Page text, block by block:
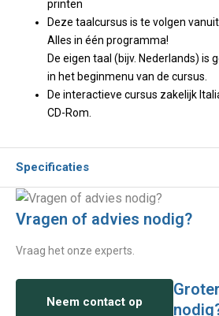
printen
Deze taalcursus is te volgen
Alles in één programma!
De eigen taal (bijv. Nederlands) is
in het beginmenu van de cursus.
De interactieve cursus zakelijk
CD-Rom.
Specificaties
Vragen of advies nodig?
Vraag het onze experts.
Neem contact op